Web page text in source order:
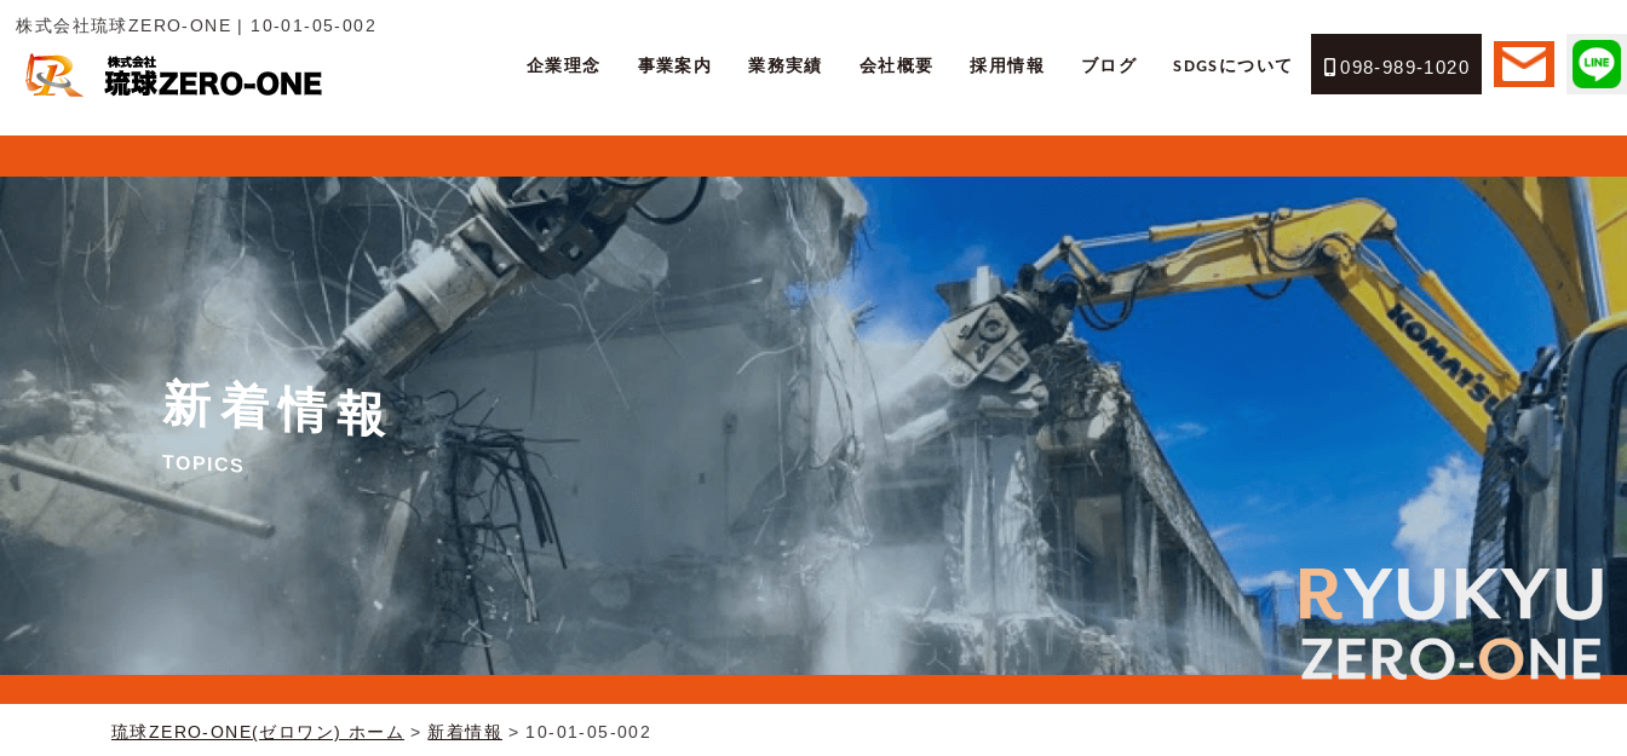
株式会社琉球ZERO-ONE | 10-01-05-002
企業理念 事業案内 業務実績 会社概要 採用情報 ブログ SDGSについて 098-989-1020
新着情報
TOPICS
琉球ZERO-ONE(ゼロワン) ホーム 新着情報 10-01-05-002